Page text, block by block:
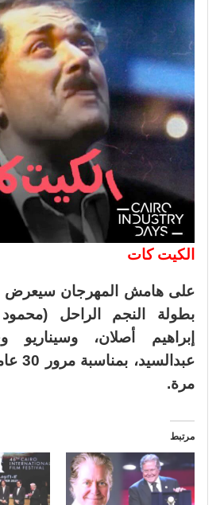
الكيت كات
على هامش المهرجان سيعرض
بطولة النجم الراحل
إبراهيم أصلان، وسيناريو
مرة.
مرتبط